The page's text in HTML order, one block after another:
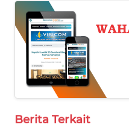
Berita Terkait
WN
BABEL
WN
SUMBAR
WN
SUMSEL